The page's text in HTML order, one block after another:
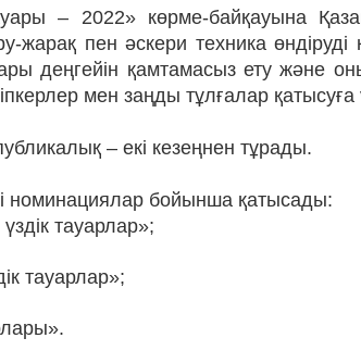
– 2022» көрме-байқауына
жарақ пен әскери техника
деңгейін қамтамасыз ету және
мен заңды тұлғалар
– екі кезеңнен тұрады.
номинациялар бойынша қатысады:
тауарлар»;
тауарлар»;